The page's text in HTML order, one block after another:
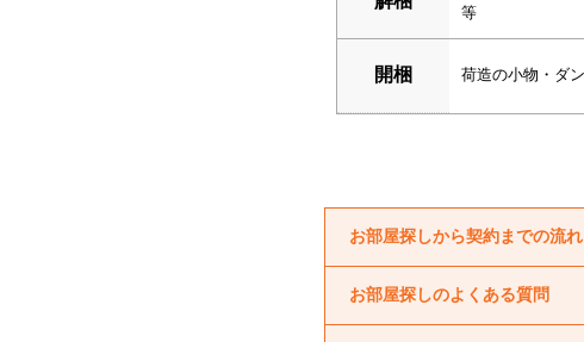
お部屋探しから契約までの流れ
お部屋探しのよくある質問